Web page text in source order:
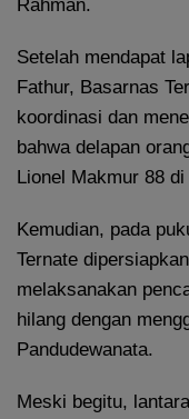
Rahman.
Setelah mendapat
Fathur, Basarnas
koordinasi dan
bahwa delapan
Lionel Makmur 88
Kemudian, pada
Ternate
melaksanakan
hilang dengan
Pandudewanata.
Meski begitu,